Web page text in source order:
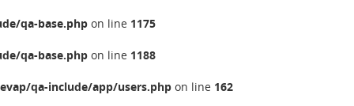
qa-base.php on line 1175
qa-base.php on line 1188
qa-include/app/users.php on line 162